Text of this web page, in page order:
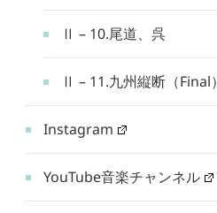
Ⅱ – 10.尾道、呉
Ⅱ – 11.九州縦断（Final）
Instagram
YouTube音楽チャンネル